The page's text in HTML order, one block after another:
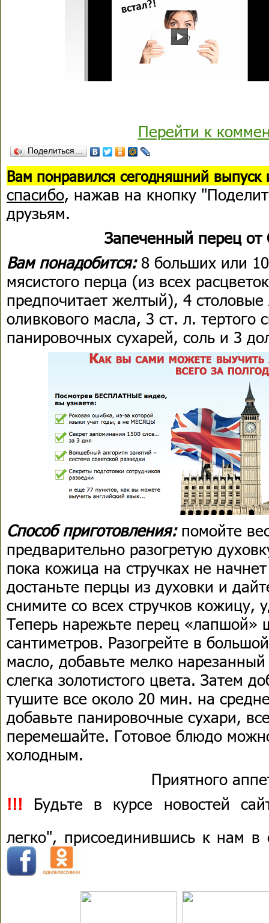
Перейти к
Поделиться…
Вам понравился сегодняшний выпуск
спасибо, нажав на кнопку
друзьям.
Запеченный перец
Вам понадобится:8 больших или 10
мясистого перца (из всех
предпочитает желтый), 4
оливкового масла, 3 ст. л. тертого
панировочных сухарей, соль и 3
Способ приготовления:помойте
предварительно разогретую
пока кожица на стручках не
достаньте перцы из духовки и
снимите со всех стручков кожицу,
Теперь нарежьте перец «лапшой»
сантиметров. Разогрейте в
масло, добавьте мелко
слегка золотистого цвета. Затем
тушите все около 20 мин. на
добавьте панировочные сухари,
перемешайте. Готовое блюдо
холодным.
Приятного
!!! Будьте в курсе новостей
легко", присоединившись к нам